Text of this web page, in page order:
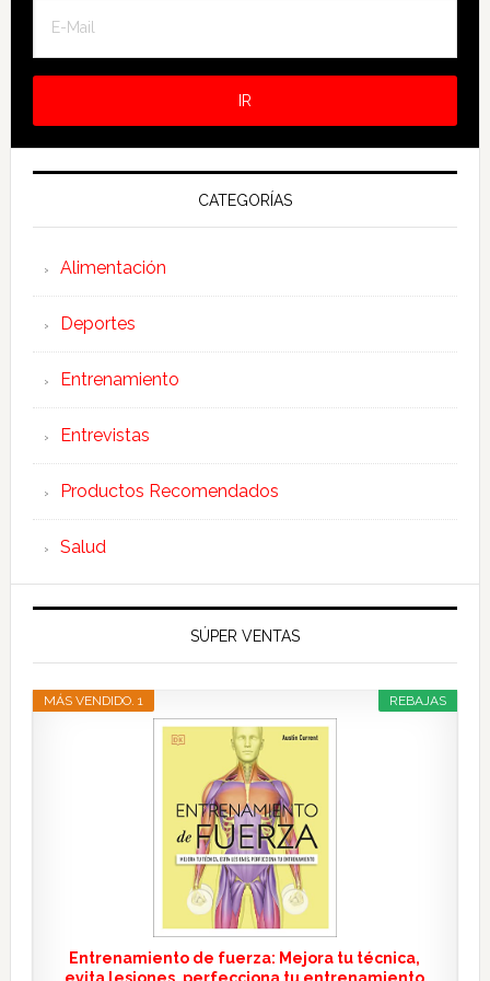
CATEGORÍAS
Alimentación
Deportes
Entrenamiento
Entrevistas
Productos Recomendados
Salud
SÚPER VENTAS
REBAJAS
MÁS VENDIDO. 1
Entrenamiento de fuerza: Mejora tu técnica,